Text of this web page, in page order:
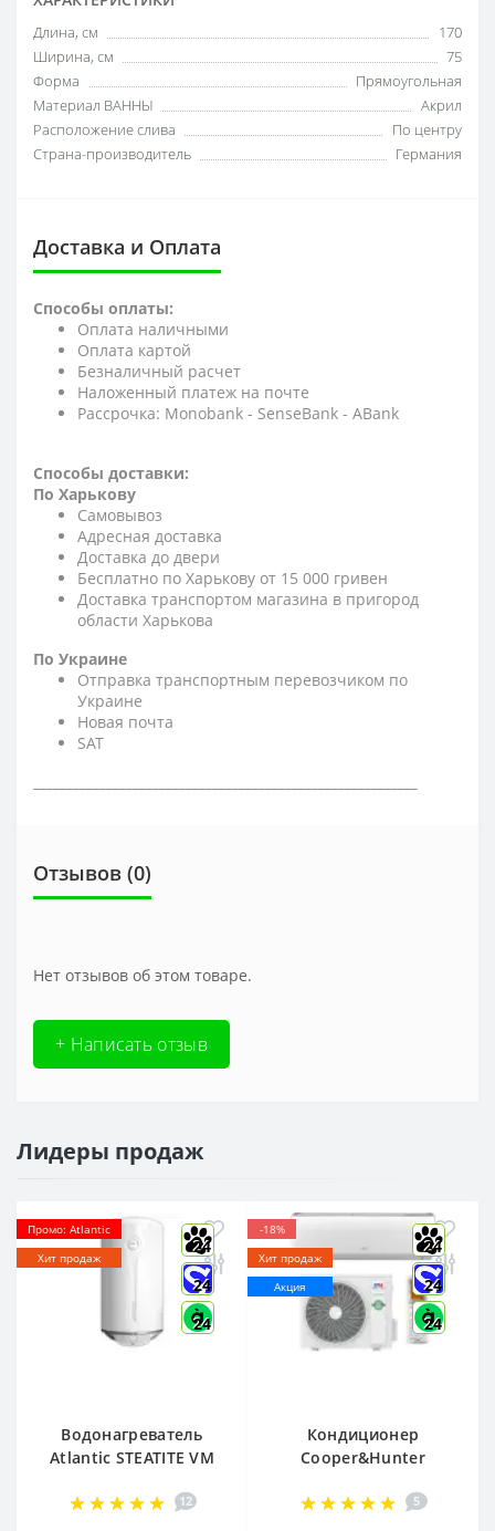
Длина, см
170
Ширина, см
75
Форма
Прямоугольная
Материал ВАННЫ
Акрил
Расположение слива
По центру
Страна-производитель
Германия
Доставка и Оплата
Способы оплаты:
Оплата наличными
Оплата картой
Безналичный расчет
Наложенный платеж на почте
Рассрочка: Monobank - SenseBank - АBank
Способы доставки:
По Харькову
Самовывоз
Адресная доставка
Доставка до двери
Бесплатно по Харькову от 15 000 гривен
Доставка транспортом магазина в пригород
области Харькова
По Украине
Отправка транспортным перевозчиком по
Украине
Новая почта
SAT
Отзывов (0)
Нет отзывов об этом товаре.
+ Написать отзыв
Лидеры продаж
Промо: Atlantic
Хит продаж
24
24
24
Водонагреватель
Atlantic STEATITE VM
851188
12
-18%
Хит продаж
Акция
24
24
24
Кондиционер
Cooper&Hunter
S12FTXLA2-NG (WI-
5